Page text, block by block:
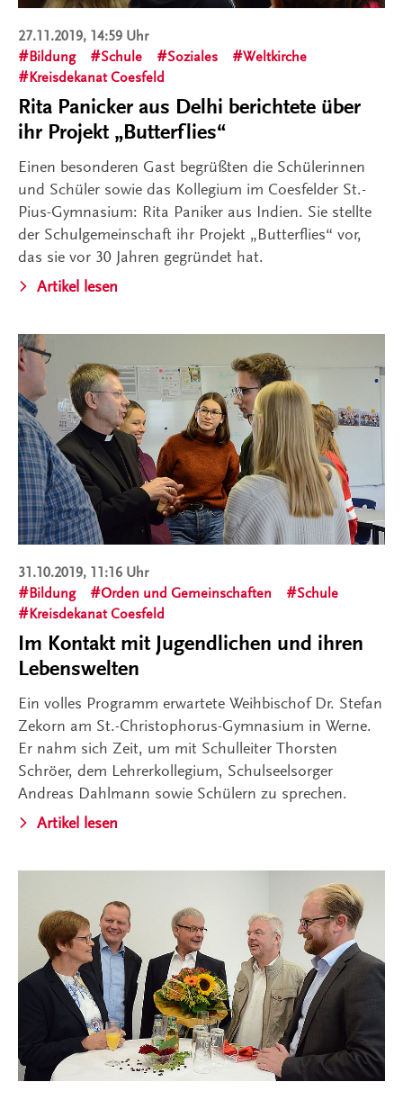
27.11.2019, 14:59 Uhr
Bildung
Schule Soziales
Weltkirche
Kreisdekanat Coesfeld
Rita Panicker aus Delhi berichtete über
ihr Projekt „Butterflies“
Einen besonderen Gast begrüßten die Schülerinnen
und Schüler sowie das Kollegium im Coesfelder St.-
Pius-Gymnasium: Rita Paniker aus Indien. Sie stellte
der Schulgemeinschaft ihr Projekt „Butterflies“ vor,
das sie vor 30 Jahren gegründet hat.
Artikel lesen
31.10.2019, 11:16 Uhr
Bildung
Orden und Gemeinschaften
Schule
Kreisdekanat Coesfeld
Im Kontakt mit Jugendlichen und ihren
Lebenswelten
Ein volles Programm erwartete Weihbischof Dr. Stefan
Zekorn am St.-Christophorus-Gymnasium in Werne.
Er nahm sich Zeit, um mit Schulleiter Thorsten
Schröer, dem Lehrerkollegium, Schulseelsorger
Andreas Dahlmann sowie Schülern zu sprechen.
Artikel lesen